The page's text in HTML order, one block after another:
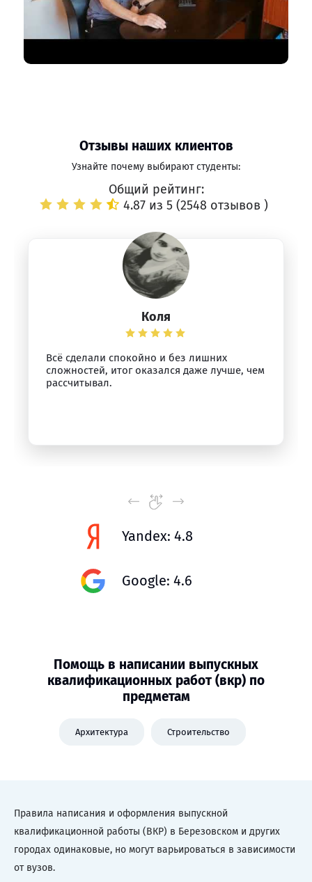
Отзывы наших клиентов
Узнайте почему выбирают студенты:
Общий рейтинг:
4.87 из 5 (2548 отзывов )
Коля
Всё сделали спокойно и без лишних
сложностей, итог оказался даже лучше, чем
рассчитывал.
Yandex: 4.8
Google: 4.6
Помощь в написании выпускных
квалификационных работ (вкр) по
предметам
Архитектура Строительство
Правила написания и оформления выпускной
квалификационной работы (ВКР) в Березовском и других
городах одинаковые, но могут варьироваться в зависимости
от вузов.